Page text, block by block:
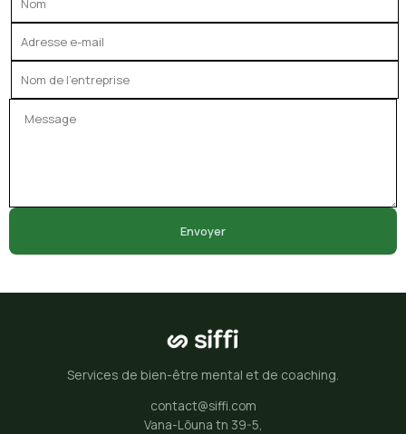
Envoyer
Services de bien-être mental et de coaching.
contact@siffi.com
Vana-Lõuna tn 39-5,